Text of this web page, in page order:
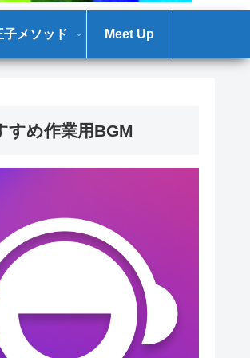
子メソッド Meet Up
すめ作業用BGM